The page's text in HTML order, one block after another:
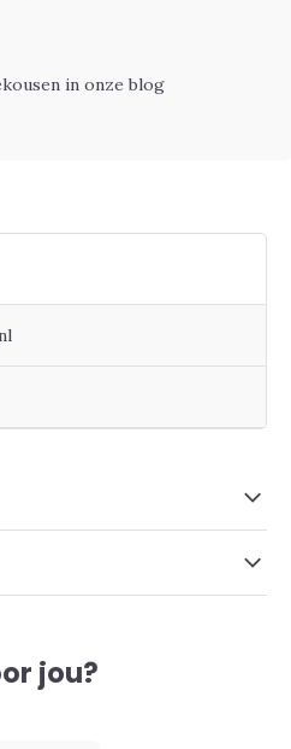
in onze blog
jou?